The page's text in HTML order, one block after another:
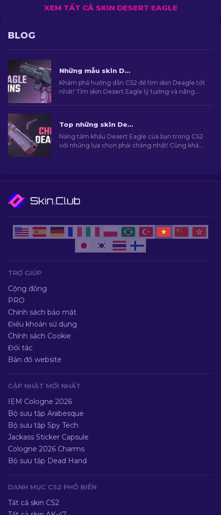
XEM TẤT CẢ SKIN DESERT EAGLE
BLOG
Những mẫu skin Desert Eagle tốt nhất trong CS2 [2026]
Khám phá hướng dẫn CS2 để tìm skin Deagle tốt
nhất! Tìm skin Desert Eagle lý tưởng và nâng
Top những skin Desert Eagle giá rẻ hàng đầu trong CS2
Nầng tầm khẩu Desert Eagle của bạn trong CS2
với những lựa chọn phải chăng nhất! Cùng khám
TRỢ GIÚP
Cộng đồng
PRO
Chính sách bảo mật
Điều khoản sử dụng
Chính sách Cookie
Đối tác
Bản đồ website
CẬP NHẬT MỚI NHẤT
IEM Cologne 2026
Bộ sưu tập Arabesque
Bộ sưu tập Spy Tech
Jackass Sticker Capsule
Cologne 2026 Charms
Bộ sưu tập Dead Hand
DANH MỤC CS2 PHỔ BIẾN
Tất cả skin CS2